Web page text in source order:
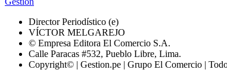
Director Periodístico (e)
VÍCTOR MELGAREJO
© Empresa Editora El Comercio S.A.
Calle Paracas #532, Pueblo Libre, Lima.
Copyright© | Gestion.pe | Grupo El Comercio |